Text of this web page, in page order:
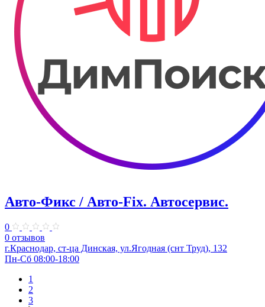
Авто-Фикс / Авто-Fix. Автосервис.
0
0 отзывов
г.Краснодар, ст-ца Динская, ул.Ягодная (снт Труд), 132
Пн-Сб 08:00-18:00
1
2
3